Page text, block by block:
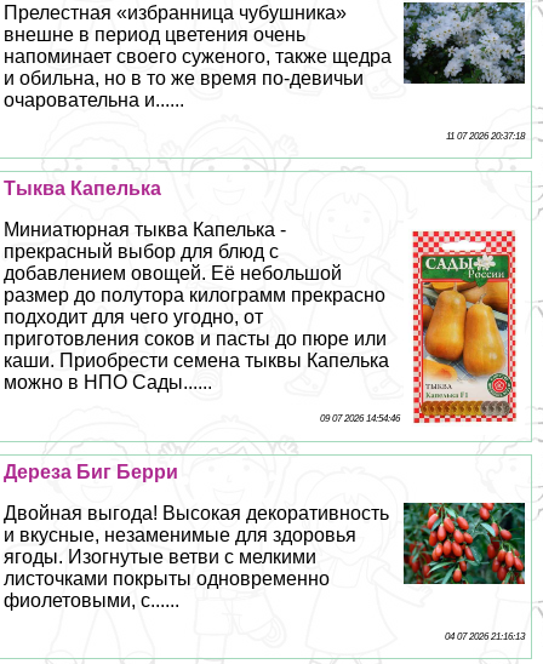
Прелестная «избранница чубушника»
внешне в период цветения очень
напоминает своего суженого, также щедра
и обильна, но в то же время по-девичьи
очаровательна и......
11 07 2026 20:37:18
Тыква Капелька
Миниатюрная тыква Капелька -
прекрасный выбор для блюд с
добавлением овощей. Её небольшой
размер до полутора килограмм прекрасно
подходит для чего угодно, от
приготовления соков и пасты до пюре или
каши. Приобрести семена тыквы Капелька
можно в НПО Сады......
09 07 2026 14:54:46
Дереза Биг Берри
Двойная выгода! Высокая декоративность
и вкусные, незаменимые для здоровья
ягоды. Изогнутые ветви с мелкими
листочками покрыты одновременно
фиолетовыми, с......
04 07 2026 21:16:13